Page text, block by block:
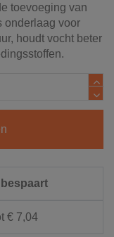
toevoeging van
onderlaag voor
houdt vocht beter
€ 7,04